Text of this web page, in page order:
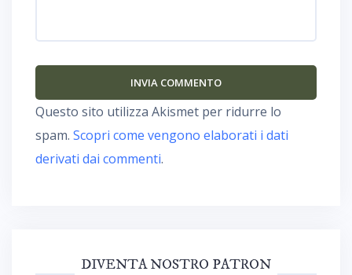
Questo sito utilizza Akismet per ridurre lo
spam. Scopri come vengono elaborati i dati
derivati dai commenti.
DIVENTA NOSTRO PATRON